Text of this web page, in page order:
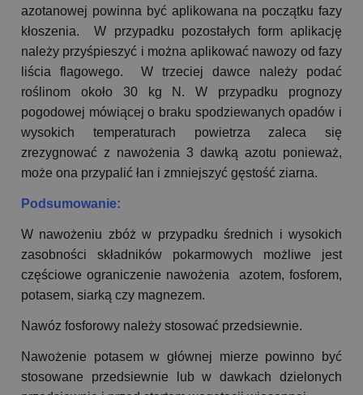
azotanowej powinna być aplikowana na początku fazy
kłoszenia. W przypadku pozostałych form aplikację
należy przyśpieszyć i można aplikować nawozy od fazy
liścia flagowego. W trzeciej dawce należy podać
roślinom około 30 kg N. W przypadku prognozy
pogodowej mówiącej o braku spodziewanych opadów i
wysokich temperaturach powietrza zaleca się
zrezygnować z nawożenia 3 dawką azotu ponieważ,
może ona przypalić łan i zmniejszyć gęstość ziarna.
Podsumowanie:
W nawożeniu zbóż w przypadku średnich i wysokich
zasobności składników pokarmowych możliwe jest
częściowe ograniczenie nawożenia azotem, fosforem,
potasem, siarką czy magnezem.
Nawóz fosforowy należy stosować przedsiewnie.
Nawożenie potasem w głównej mierze powinno być
stosowane przedsiewnie lub w dawkach dzielonych